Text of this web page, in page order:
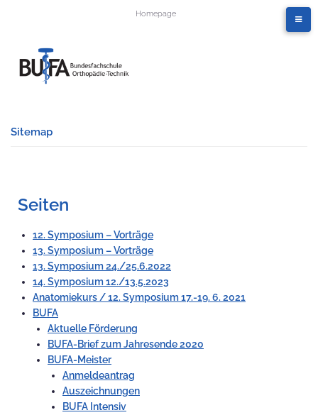
Homepage
Sitemap
Seiten
12. Symposium – Vorträge
13. Symposium – Vorträge
13. Symposium 24./25.6.2022
14. Symposium 12./13.5.2023
Anatomiekurs / 12. Symposium 17.-19. 6. 2021
BUFA
Aktuelle Förderung
BUFA-Brief zum Jahresende 2020
BUFA-Meister
Anmeldeantrag
Auszeichnungen
BUFA Intensiv